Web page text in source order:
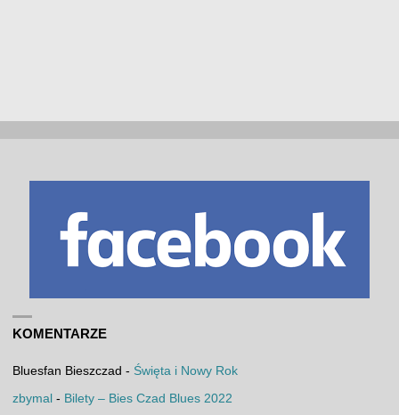
KOMENTARZE
Bluesfan Bieszczad - Święta i Nowy Rok
zbymal - Bilety – Bies Czad Blues 2022